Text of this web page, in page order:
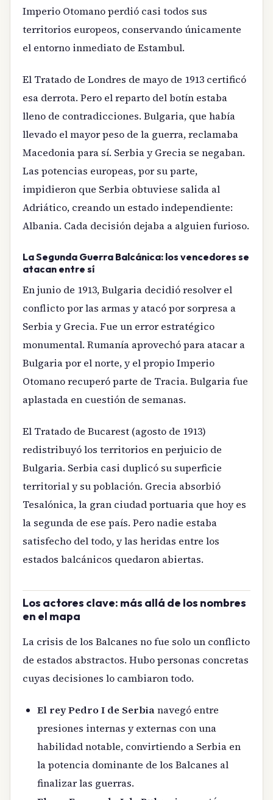
Imperio Otomano perdió casi todos sus
territorios europeos, conservando únicamente
el entorno inmediato de Estambul.
El Tratado de Londres de mayo de 1913 certificó
esa derrota. Pero el reparto del botín estaba
lleno de contradicciones. Bulgaria, que había
llevado el mayor peso de la guerra, reclamaba
Macedonia para sí. Serbia y Grecia se negaban.
Las potencias europeas, por su parte,
impidieron que Serbia obtuviese salida al
Adriático, creando un estado independiente:
Albania. Cada decisión dejaba a alguien furioso.
La Segunda Guerra Balcánica: los vencedores se
atacan entre sí
En junio de 1913, Bulgaria decidió resolver el
conflicto por las armas y atacó por sorpresa a
Serbia y Grecia. Fue un error estratégico
monumental. Rumanía aprovechó para atacar a
Bulgaria por el norte, y el propio Imperio
Otomano recuperó parte de Tracia. Bulgaria fue
aplastada en cuestión de semanas.
El Tratado de Bucarest (agosto de 1913)
redistribuyó los territorios en perjuicio de
Bulgaria. Serbia casi duplicó su superficie
territorial y su población. Grecia absorbió
Tesalónica, la gran ciudad portuaria que hoy es
la segunda de ese país. Pero nadie estaba
satisfecho del todo, y las heridas entre los
estados balcánicos quedaron abiertas.
Los actores clave: más allá de los nombres
en el mapa
La crisis de los Balcanes no fue solo un conflicto
de estados abstractos. Hubo personas concretas
cuyas decisiones lo cambiaron todo.
El rey Pedro I de Serbianavegó entre
presiones internas y externas con una
habilidad notable, convirtiendo a Serbia en
la potencia dominante de los Balcanes al
finalizar las guerras.